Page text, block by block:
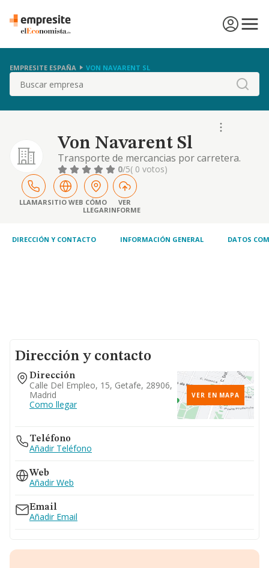
EMPRESITE ESPAÑA VON NAVARENT SL
Buscar
Von Navarent Sl
Transporte de mercancias por carretera.
servicio de mediacion en el transporte.
alquiler de vehiculos con o sin conductor,
exceptuando el leasing.
0/5( 0 votos)
LLAMARSITIO WEB CÓMO
LLEGAR
VER
INFORME
DIRECCIÓN Y CONTACTO INFORMACIÓN GENERAL DATOS
Dirección y contacto
Dirección
Calle Del Empleo, 15, Getafe, 28906,
Madrid
Como llegar
VER EN MAPA
Teléfono
Añadir Teléfono
Web
Añadir Web
Email
Añadir Email